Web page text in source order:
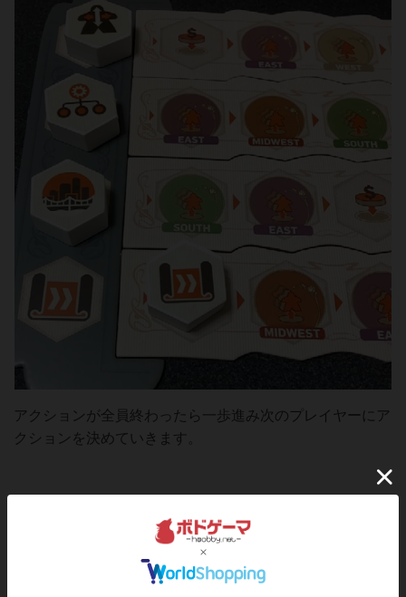
アクションが全員終わったら一歩進み次のプレイヤーにア
クションを決めていきます。
全員がイベントでアクションを行っていきます。